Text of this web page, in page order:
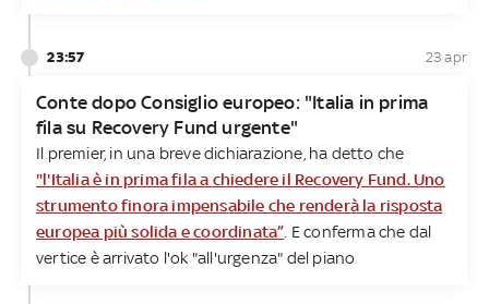
23:57 23 apr
Conte dopo Consiglio europeo: "Italia in prima
fila su Recovery Fund urgente"
Il premier, in una breve dichiarazione, ha detto che
"l'Italia è in prima fila a chiedere il Recovery Fund. Uno
strumento finora impensabile che renderà la risposta
europea più solida e coordinata” . E conferma che dal
vertice è arrivato l'ok "all'urgenza" del piano